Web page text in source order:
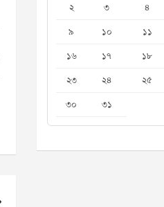
২
৩ ৪
৯
১০ ১১
১৬
১৭ ১৮
২৩
২৪ ২৫
৩০
৩১